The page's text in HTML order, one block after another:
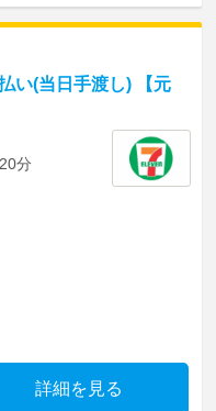
い(当日手渡し) 【元
分
詳細を見る